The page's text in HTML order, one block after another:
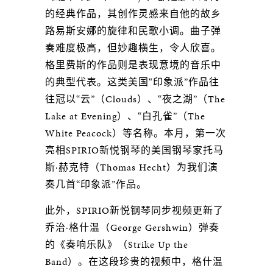
的经典作品，其创作灵感来自他的故乡
路易斯安娜的旋律和民歌小调。曲子弹
奏难度极高，但妙趣横生，令人欣喜。
格里费斯的作品则是表现意境的音乐中
的典型代表。这类美国“印象派”作品往
往冠以“云”（Clouds）、“夜之湖”（The
Lake at Evening）、“白孔雀”（The
White Peacock）等名称。本月，第一次
亮相SPIRIO新悦钢琴的美国钢琴家托马
斯·赫克特（Thomas Hecht）为我们演
奏几首“印象派”作品。
此外，SPIRIO新悦钢琴同步视频更新了
乔治·格什温（George Gershwin）弹奏
的《奏响乐队》（Strike Up the
Band）。在这段珍贵的视频中，格什温